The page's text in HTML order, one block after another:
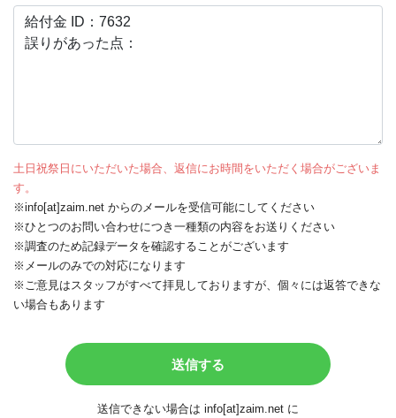
土日祝祭日にいただいた場合、返信にお時間をいただく場合がございま
す。
※info[at]zaim.net からのメールを受信可能にしてください
※ひとつのお問い合わせにつき一種類の内容をお送りください
※調査のため記録データを確認することがございます
※メールのみでの対応になります
※ご意見はスタッフがすべて拝見しておりますが、個々には返答できな
い場合もあります
送信できない場合は info[at]zaim.net に